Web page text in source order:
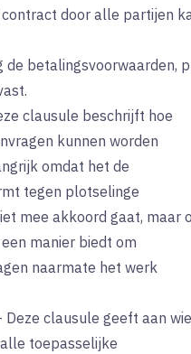
door alle partijen
de betalingsvoorwaarden,
clausule beschrijft hoe
kunnen worden
omdat het de
tegen plotselinge
mee akkoord gaat, maar
manier biedt om
naarmate het werk
Deze clausule geeft aan wie
toepasselijke